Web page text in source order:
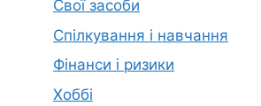
Свої засоби
Спілкування і навчання
Фінанси і ризики
Хоббі